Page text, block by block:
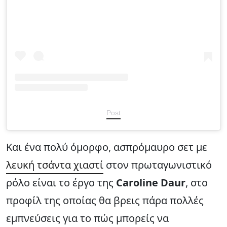
Post
Και ένα πολύ όμορφο, ασπρόμαυρο σετ με
λευκή τσάντα χιαστί στον πρωταγωνιστικό
ρόλο είναι το έργο της Caroline Daur, στο
προφίλ της οποίας θα βρεις πάρα πολλές
εμπνεύσεις για το πώς μπορείς να